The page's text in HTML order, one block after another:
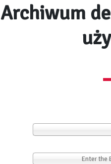
Archiwum
Enter the